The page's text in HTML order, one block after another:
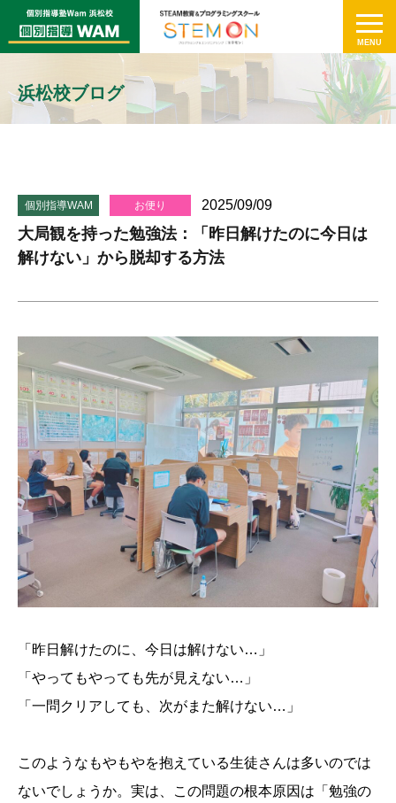
浜松校ブログ
個別指導WAM お便り 2025/09/09
大局観を持った勉強法：「昨日解けたのに今日は
解けない」から脱却する方法
「昨日解けたのに、今日は解けない…」
「やってもやっても先が見えない…」
「一問クリアしても、次がまた解けない…」
このようなもやもやを抱えている生徒さんは多いのでは
ないでしょうか。実は、この問題の根本原因は「勉強の